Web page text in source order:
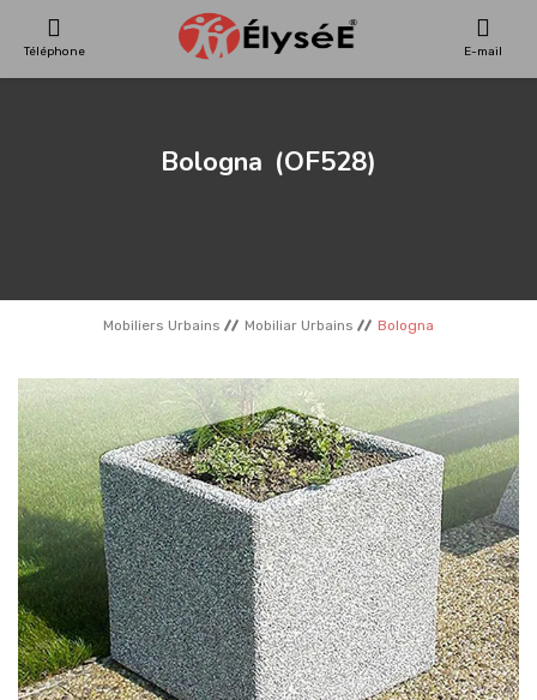
Téléphone E-mail
MOBILIERS URBAINS
TERRAINS DE SPORT
REFERENCES
CONTACT
Bologna (OF528)
Mobiliers Urbains Mobiliar Urbains Bologna